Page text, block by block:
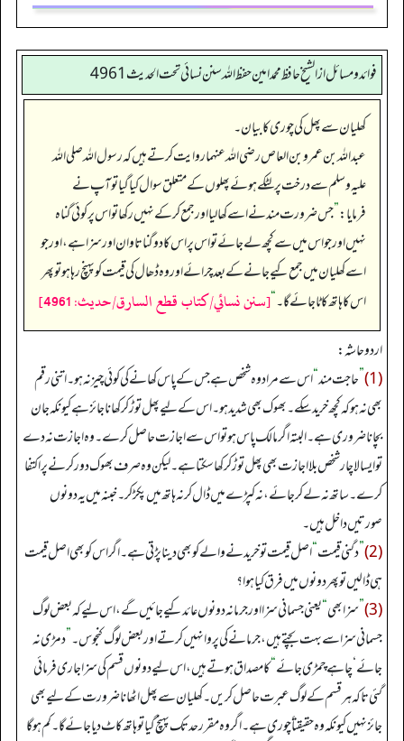
فوائد ومسائل از الشيخ حافظ محمد امين حفظ الله سنن نسائي تحت الحديث4961
کھلیان سے پھل کی چوری کا بیان۔
عبداللہ بن عمرو بن العاص رضی اللہ عنہما روایت کرتے ہیں کہ رسول اللہ صلی اللہ
علیہ وسلم سے درخت پر لٹکے ہوئے پھلوں کے متعلق سوال کیا گیا تو آپ نے
فرمایا:”جس ضرورت مند نے اسے کھا لیا اور جمع کر کے نہیں رکھا تو اس پر کوئی گناہ
نہیں اور جو اس میں سے کچھ لے جائے تو اس پر اس کا دوگنا تاوان اور سزا ہے، اور جو
اسے کھلیان میں جمع کیے جانے کے بعد چرائے اور وہ ڈھال کی قیمت کو پہنچ رہا ہو تو پھر
اس کا ہاتھ کاٹا جائے گا۔‏‏‏‏“[سنن نسائي/كتاب قطع السارق/حدیث: 4961]
اردو حاشہ:
(1)
”حاجت مند“اس سے مراد وہ شخص ہے جس کے پاس کھانے کی کوئی چیز نہ ہو۔ اتنی رقم
بھی نہ ہو کہ کچھ خرید سکے۔ بھوک بھی شدید ہو۔ اس کے لیے پھل توڑ کر کھانا جائز ہے کیونکہ جان
بچانا ضروری ہے۔ البتہ اگر مالک پاس ہو تو اس سے اجازت حاصل کرے۔ وہ اجازت نہ دے
تو ایسا لاچار شخص بلا اجازت بھی پھل توڑ کر کھا سکتا ہے۔ لیکن وہ صرف بھوک دور کرنے پر اکتفا
کرے۔ ساتھ نہ لے کر جائے، نہ کپڑے میں ڈال کر نہ ہاتھ میں پکڑ کر۔ خبنہ میں یہ دونوں
صورتیں داخل ہیں۔
(2)
”دگنی قیمت“اصل قیمت تو خریدنے والے کو بھی دینا پڑتی ہے۔ اگر اس کو بھی اصل قیمت
ہی ڈالیں تو پھر دونوں میں فرق کیا ہوا؟
(3)
”سزا بھی“یعنی جسمانی سزا اور جرمانہ دونوں عائد کیے جائیں گے، اس لیے کہ بعض لوگ
جسمانی سزا سے بہت بچتے ہیں، جرمانے کی پروا نہیں کرتے اور بعض لوگ کنجوس۔”دمڑی نہ
جائے‘ چاہے چمڑی جائے“کا مصداق ہوتے ہیں، اس لیے دونوں قسم کی سزا جاری فرمائی
گئی تاکہ ہر قسم کے لوگ عبرت حاصل کریں۔ کھلیان سے پھل اٹھانا ضرورت کے لیے بھی
جائز نہیں کیونکہ وہ حقیقتاً چوری ہے۔ اگر وہ مقرر حد تک پہنچ گیا تو ہاتھ کاٹ دیا جائے گا۔ کم ہو گا